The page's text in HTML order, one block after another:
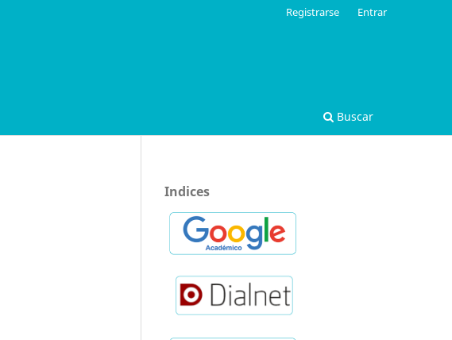
Buscar
Registrarse Entrar
Indices